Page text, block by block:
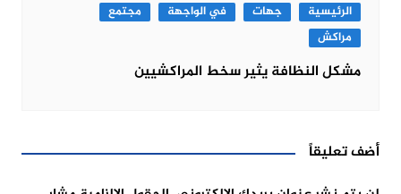
الرئيسية جهات في الواجهة
مجتمع
مراكش
مشكل النظافة يثير سخط المراكشيين
أضف تعليقاً